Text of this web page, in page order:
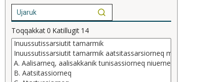
Toqqakkat0 Katillugit 14